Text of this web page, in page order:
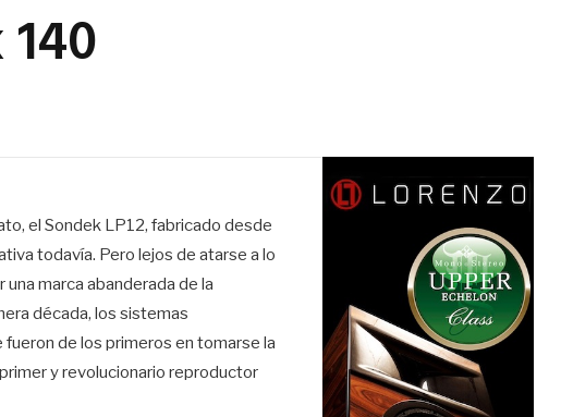
el Sondek LP12, fabricado desde
todavía. Pero lejos de atarse a lo
marca abanderada de la
década, los sistemas
de los primeros en tomarse la
y revolucionario reproductor